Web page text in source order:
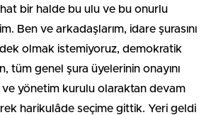
bir halde bu ulu ve bu onurlu
Ben ve arkadaşlarım, idare şurasını
olmak istemiyoruz, demokratik
tüm genel şura üyelerinin onayını
yönetim kurulu olaraktan devam
harikulâde seçime gittik. Yeri geldi